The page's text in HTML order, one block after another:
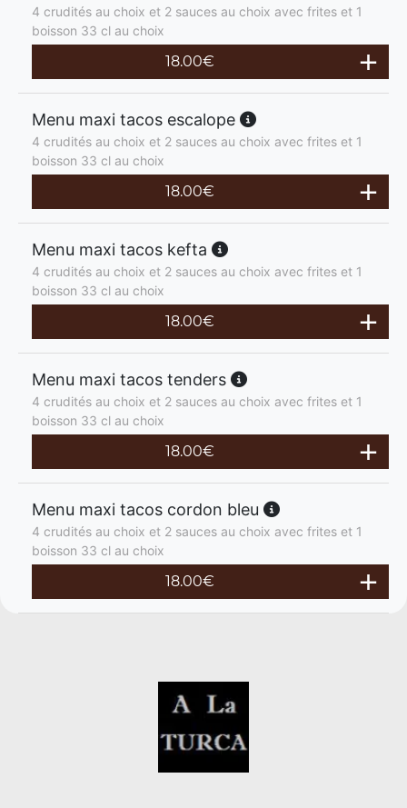
4 crudités au choix et 2 sauces au choix avec frites et 1
boisson 33 cl au choix
18.00€
Menu maxi tacos escalope
4 crudités au choix et 2 sauces au choix avec frites et 1
boisson 33 cl au choix
18.00€
Menu maxi tacos kefta
4 crudités au choix et 2 sauces au choix avec frites et 1
boisson 33 cl au choix
18.00€
Menu maxi tacos tenders
4 crudités au choix et 2 sauces au choix avec frites et 1
boisson 33 cl au choix
18.00€
Menu maxi tacos cordon bleu
4 crudités au choix et 2 sauces au choix avec frites et 1
boisson 33 cl au choix
18.00€